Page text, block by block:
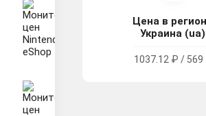
Цена в
Украина (ua)
1037.12 ₽ / 569